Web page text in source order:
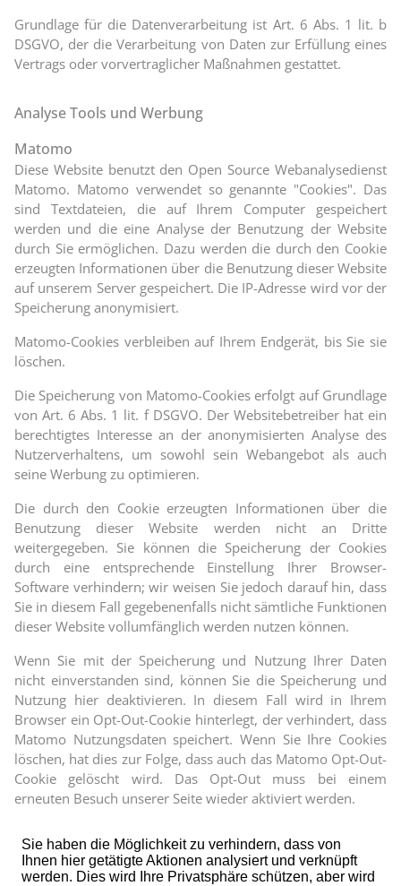
Grundlage für die Datenverarbeitung ist Art. 6 Abs. 1 lit. b
DSGVO, der die Verarbeitung von Daten zur Erfüllung eines
Vertrags oder vorvertraglicher Maßnahmen gestattet.
Analyse Tools und Werbung
Matomo
Diese Website benutzt den Open Source Webanalysedienst
Matomo. Matomo verwendet so genannte "Cookies". Das
sind Textdateien, die auf Ihrem Computer gespeichert
werden und die eine Analyse der Benutzung der Website
durch Sie ermöglichen. Dazu werden die durch den Cookie
erzeugten Informationen über die Benutzung dieser Website
auf unserem Server gespeichert. Die IP-Adresse wird vor der
Speicherung anonymisiert.
Matomo-Cookies verbleiben auf Ihrem Endgerät, bis Sie sie
löschen.
Die Speicherung von Matomo-Cookies erfolgt auf Grundlage
von Art. 6 Abs. 1 lit. f DSGVO. Der Websitebetreiber hat ein
berechtigtes Interesse an der anonymisierten Analyse des
Nutzerverhaltens, um sowohl sein Webangebot als auch
seine Werbung zu optimieren.
Die durch den Cookie erzeugten Informationen über die
Benutzung dieser Website werden nicht an Dritte
weitergegeben. Sie können die Speicherung der Cookies
durch eine entsprechende Einstellung Ihrer Browser-
Software verhindern; wir weisen Sie jedoch darauf hin, dass
Sie in diesem Fall gegebenenfalls nicht sämtliche Funktionen
dieser Website vollumfänglich werden nutzen können.
Wenn Sie mit der Speicherung und Nutzung Ihrer Daten
nicht einverstanden sind, können Sie die Speicherung und
Nutzung hier deaktivieren. In diesem Fall wird in Ihrem
Browser ein Opt-Out-Cookie hinterlegt, der verhindert, dass
Matomo Nutzungsdaten speichert. Wenn Sie Ihre Cookies
löschen, hat dies zur Folge, dass auch das Matomo Opt-Out-
Cookie gelöscht wird. Das Opt-Out muss bei einem
erneuten Besuch unserer Seite wieder aktiviert werden.